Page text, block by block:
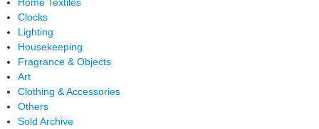
Clocks
Lighting
Housekeeping
Fragrance & Objects
Art
Clothing & Accessories
Others
Sold Archive